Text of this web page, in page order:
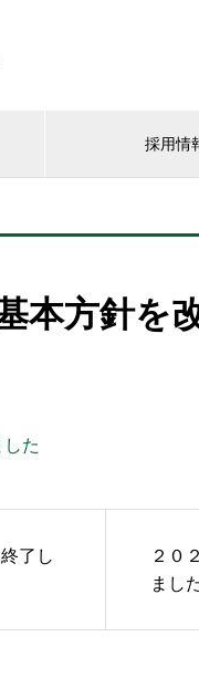
採用情
本方針を
た
了し
２０
まし